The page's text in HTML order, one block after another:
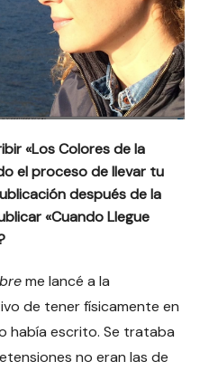
«Los Colores de la
el proceso de llevar tu
después de la
«Cuando Llegue
me lancé a la
de tener físicamente en
había escrito. Se trataba
no eran las de